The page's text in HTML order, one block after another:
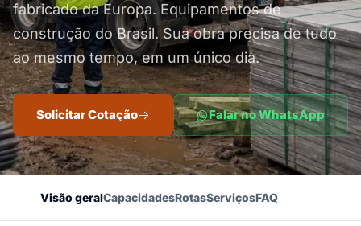
fabricado da Europa. Equipamentos de
construção do Brasil. Sua obra precisa de tudo
ao mesmo tempo, em um único dia.
Solicitar Cotação Falar no WhatsApp
Visão geralCapacidadesRotasServiçosFAQ